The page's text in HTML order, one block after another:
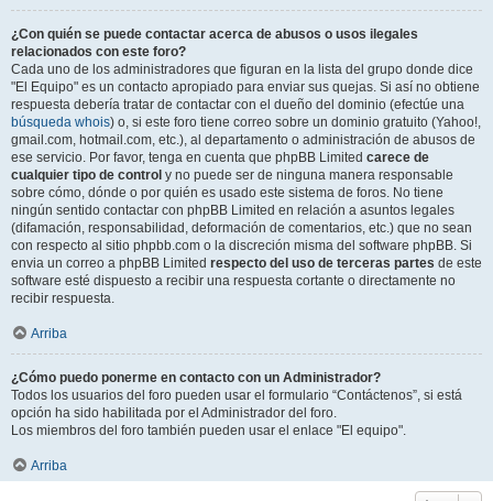
¿Con quién se puede contactar acerca de abusos o usos ilegales
relacionados con este foro?
Cada uno de los administradores que figuran en la lista del grupo donde dice
"El Equipo" es un contacto apropiado para enviar sus quejas. Si así no obtiene
respuesta debería tratar de contactar con el dueño del dominio (efectúe una
búsqueda whois) o, si este foro tiene correo sobre un dominio gratuito (Yahoo!,
gmail.com, hotmail.com, etc.), al departamento o administración de abusos de
ese servicio. Por favor, tenga en cuenta que phpBB Limited carece de
cualquier tipo de control y no puede ser de ninguna manera responsable
sobre cómo, dónde o por quién es usado este sistema de foros. No tiene
ningún sentido contactar con phpBB Limited en relación a asuntos legales
(difamación, responsabilidad, deformación de comentarios, etc.) que no sean
con respecto al sitio phpbb.com o la discreción misma del software phpBB. Si
envia un correo a phpBB Limited respecto del uso de terceras partes de este
software esté dispuesto a recibir una respuesta cortante o directamente no
recibir respuesta.
Arriba
¿Cómo puedo ponerme en contacto con un Administrador?
Todos los usuarios del foro pueden usar el formulario “Contáctenos”, si está
opción ha sido habilitada por el Administrador del foro.
Los miembros del foro también pueden usar el enlace "El equipo".
Arriba